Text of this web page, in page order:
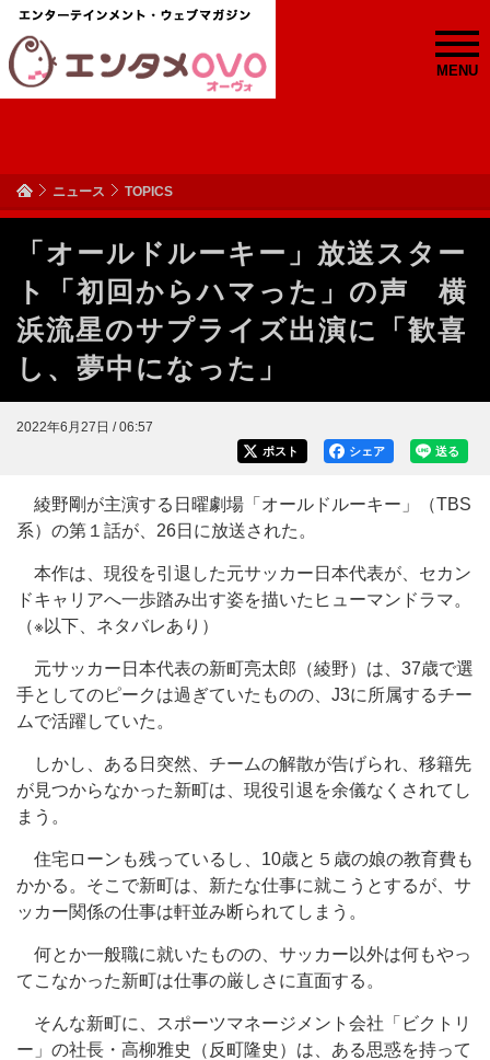
MENU
ニュース TOPICS
「オールドルーキー」放送スター
ト「初回からハマった」の声 横
浜流星のサプライズ出演に「歓喜
し、夢中になった」
2022年6月27日 / 06:57
送る
シェア
ポスト
綾野剛が主演する日曜劇場「オールドルーキー」（TBS
系）の第１話が、26日に放送された。
本作は、現役を引退した元サッカー日本代表が、セカン
ドキャリアへ一歩踏み出す姿を描いたヒューマンドラマ。
（※以下、ネタバレあり）
元サッカー日本代表の新町亮太郎（綾野）は、37歳で選
手としてのピークは過ぎていたものの、J3に所属するチー
ムで活躍していた。
しかし、ある日突然、チームの解散が告げられ、移籍先
が見つからなかった新町は、現役引退を余儀なくされてし
まう。
住宅ローンも残っているし、10歳と５歳の娘の教育費も
かかる。そこで新町は、新たな仕事に就こうとするが、サ
ッカー関係の仕事は軒並み断られてしまう。
何とか一般職に就いたものの、サッカー以外は何もやっ
てこなかった新町は仕事の厳しさに直面する。
そんな新町に、スポーツマネージメント会社「ビクトリ
ー」の社長・高柳雅史（反町隆史）は、ある思惑を持って